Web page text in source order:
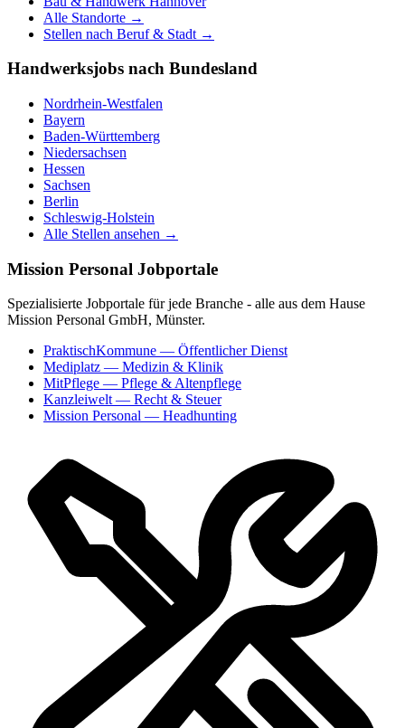
Alle Standorte →
Stellen nach Beruf & Stadt →
Handwerksjobs nach Bundesland
Nordrhein-Westfalen
Bayern
Baden-Württemberg
Niedersachsen
Hessen
Sachsen
Berlin
Schleswig-Holstein
Alle Stellen ansehen →
Mission Personal Jobportale
Spezialisierte Jobportale für jede Branche - alle aus dem Hause
Mission Personal GmbH, Münster.
PraktischKommune — Öffentlicher Dienst
Mediplatz — Medizin & Klinik
MitPflege — Pflege & Altenpflege
Kanzleiwelt— Recht & Steuer
Mission Personal — Headhunting